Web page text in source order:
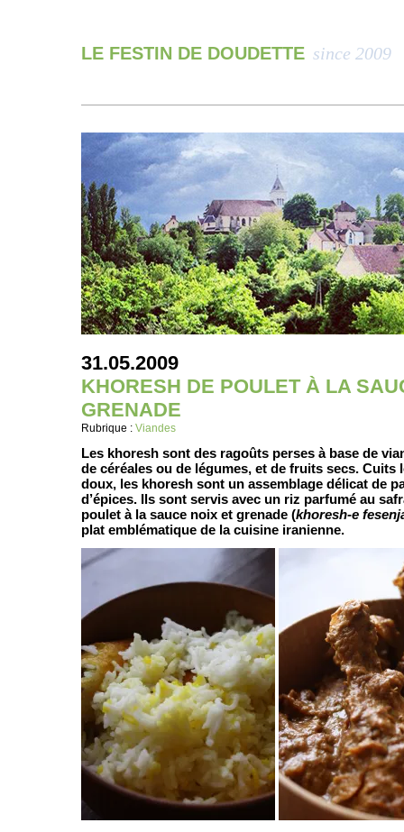
LE FESTIN DE DOUDETTE since 2009
31.05.2009
KHORESH DE POULET À LA
GRENADE
Rubrique : Viandes
Les khoresh sont des ragoûts perses à base de
de céréales ou de légumes, et de fruits secs. Cuits
doux, les khoresh sont un assemblage délicat de
d’épices. Ils sont servis avec un riz parfumé au
poulet à la sauce noix et grenade (khoresh-e
plat emblématique de la cuisine iranienne.